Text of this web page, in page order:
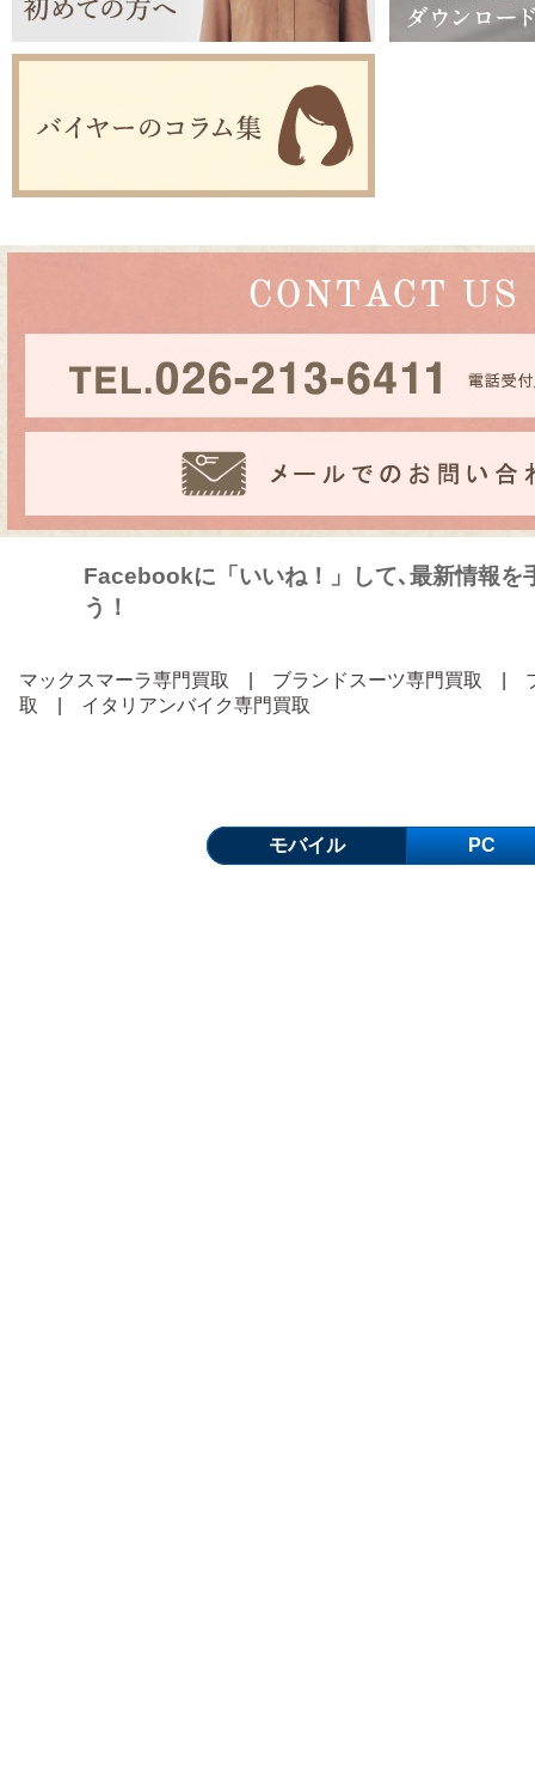
Facebookに「いいね！」して､最新情報を
う！
マックスマーラ専門買取 ブランドスーツ専門買取
取
イタリアンバイク専門買取
モバイル PC